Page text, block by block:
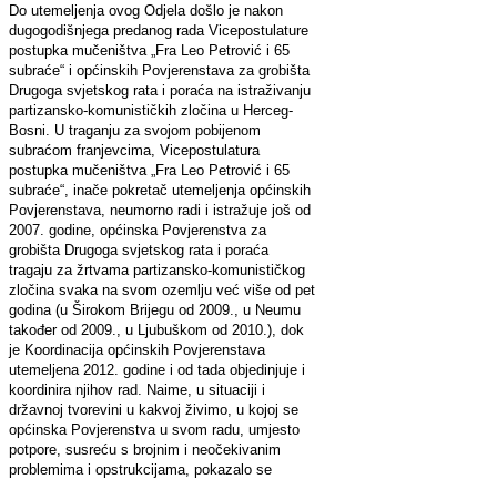
Do utemeljenja ovog Odjela došlo je nakon
dugogodišnjega predanog rada Vicepostulature
postupka mučeništva „Fra Leo Petrović i 65
subraće“ i općinskih Povjerenstava za grobišta
Drugoga svjetskog rata i poraća na istraživanju
partizansko-komunističkih zločina u Herceg-
Bosni. U traganju za svojom pobijenom
subraćom franjevcima, Vicepostulatura
postupka mučeništva „Fra Leo Petrović i 65
subraće“, inače pokretač utemeljenja općinskih
Povjerenstava, neumorno radi i istražuje još od
2007. godine, općinska Povjerenstva za
grobišta Drugoga svjetskog rata i poraća
tragaju za žrtvama partizansko-komunističkog
zločina svaka na svom ozemlju već više od pet
godina (u Širokom Brijegu od 2009., u Neumu
također od 2009., u Ljubuškom od 2010.), dok
je Koordinacija općinskih Povjerenstava
utemeljena 2012. godine i od tada objedinjuje i
koordinira njihov rad. Naime, u situaciji i
državnoj tvorevini u kakvoj živimo, u kojoj se
općinska Povjerenstva u svom radu, umjesto
potpore, susreću s brojnim i neočekivanim
problemima i opstrukcijama, pokazalo se